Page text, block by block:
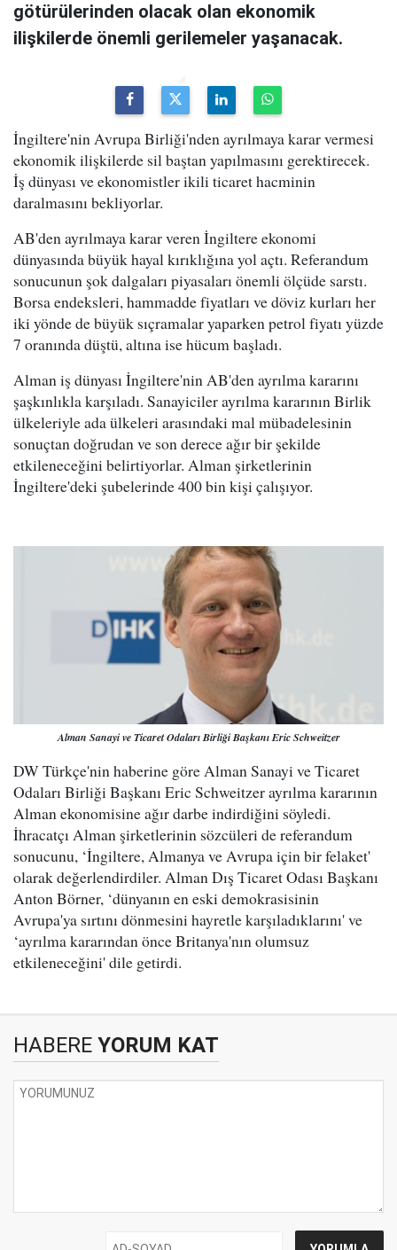
götürülerinden olacak olan ekonomik
ilişkilerde önemli gerilemeler yaşanacak.
İngiltere'nin Avrupa Birliği'nden ayrılmaya karar vermesi
ekonomik ilişkilerde sil baştan yapılmasını gerektirecek.
İş dünyası ve ekonomistler ikili ticaret hacminin
daralmasını bekliyorlar.
AB'den ayrılmaya karar veren İngiltere ekonomi
dünyasında büyük hayal kırıklığına yol açtı. Referandum
sonucunun şok dalgaları piyasaları önemli ölçüde sarstı.
Borsa endeksleri, hammadde fiyatları ve döviz kurları her
iki yönde de büyük sıçramalar yaparken petrol fiyatı yüzde
7 oranında düştü, altına ise hücum başladı.
Alman iş dünyası İngiltere'nin AB'den ayrılma kararını
şaşkınlıkla karşıladı. Sanayiciler ayrılma kararının Birlik
ülkeleriyle ada ülkeleri arasındaki mal mübadelesinin
sonuçtan doğrudan ve son derece ağır bir şekilde
etkileneceğini belirtiyorlar. Alman şirketlerinin
İngiltere'deki şubelerinde 400 bin kişi çalışıyor.
Alman Sanayi ve Ticaret Odaları Birliği Başkanı Eric Schweitzer
DW Türkçe'nin haberine göre Alman Sanayi ve Ticaret
Odaları Birliği Başkanı Eric Schweitzer ayrılma kararının
Alman ekonomisine ağır darbe indirdiğini söyledi.
İhracatçı Alman şirketlerinin sözcüleri de referandum
sonucunu, ‘İngiltere, Almanya ve Avrupa için bir felaket'
olarak değerlendirdiler. Alman Dış Ticaret Odası Başkanı
Anton Börner, ‘dünyanın en eski demokrasisinin
Avrupa'ya sırtını dönmesini hayretle karşıladıklarını' ve
‘ayrılma kararından önce Britanya'nın olumsuz
etkileneceğini' dile getirdi.
HABERE YORUM KAT